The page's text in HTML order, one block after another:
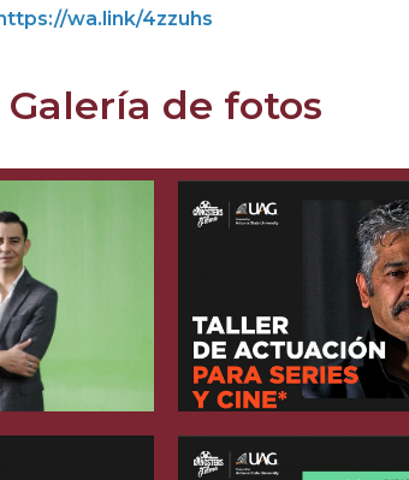
https://wa.link/4zzuhs
Galería de fotos